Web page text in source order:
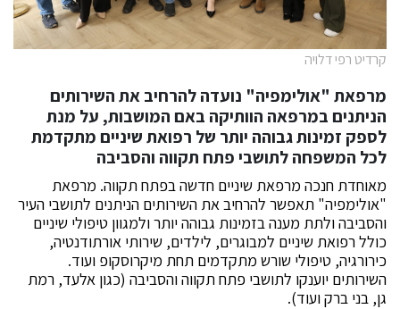
קרדיט רפי דלויה
מרפאת "אולימפיה" נועדה להרחיב את השירותים
הניתנים במרפאה הוותיקה באם המושבות, על מנת
לספק זמינות גבוהה יותר של רפואת שיניים מתקדמת
לכל המשפחה לתושבי פתח תקווה והסביבה
מאוחדת חנכה מרפאת שיניים חדשה בפתח תקווה. מרפאת
"אולימפיה" תאפשר להרחיב את השירותים הניתנים לתושבי העיר
והסביבה ולתת מענה בזמינות גבוהה יותר ולמגוון טיפולי שיניים
כולל רפואת שיניים למבוגרים, לילדים, שירותי אורתודנטיה,
כירורגיה, טיפולי שורש מתקדמים תחת מיקרוסקופ ועוד.
השירותים יוענקו לתושבי פתח תקווה והסביבה (כגון אלעד, רמת
גן, בני ברק ועוד).